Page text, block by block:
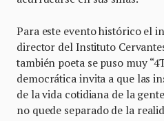
Para este evento histórico el
director del Instituto
también poeta se puso muy
democrática invita a que las
de la vida cotidiana de la
no quede separado de la